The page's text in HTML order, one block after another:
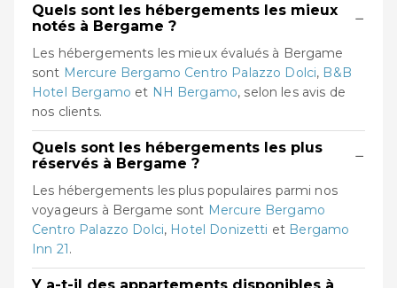
Quels sont les hébergements les mieux
notés à Bergame ?
−
Les hébergements les mieux évalués à Bergame
sont Mercure Bergamo Centro Palazzo Dolci, B&B
Hotel Bergamo et NH Bergamo, selon les avis de
nos clients.
Quels sont les hébergements les plus
réservés à Bergame ?
−
Les hébergements les plus populaires parmi nos
voyageurs à Bergame sont Mercure Bergamo
Centro Palazzo Dolci, Hotel Donizetti et Bergamo
Inn 21.